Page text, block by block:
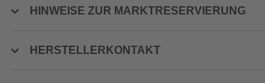
HINWEISE ZUR MARKTRESERVIERUNG
HERSTELLERKONTAKT